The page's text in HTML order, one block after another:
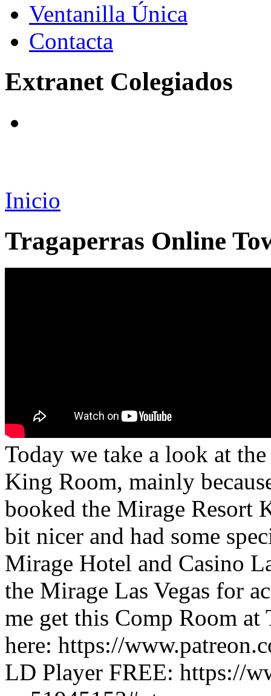
Ventanilla Única
Contacta
Extranet Colegiados
Inicio
Tragaperras Online
Today we take a look at
King Room, mainly
booked the Mirage Resort
bit nicer and had some
Mirage Hotel and Casino
the Mirage Las Vegas for
me get this Comp Room at
here: https://
LD Player FREE: https://